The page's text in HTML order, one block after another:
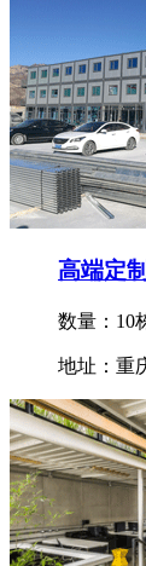
高端定
数量：10
地址：重